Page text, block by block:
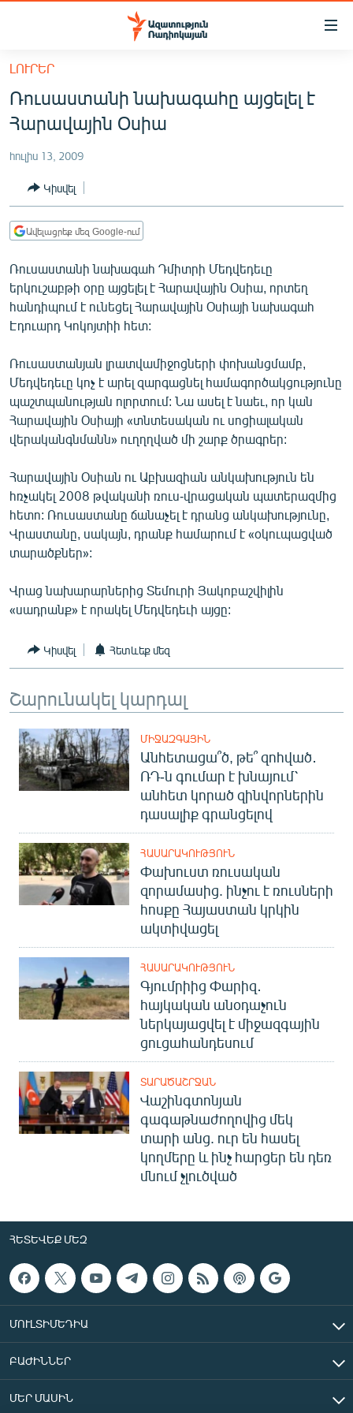
Մատչելիության
հիմնական
բովանդակությանը
Անցնել
հիմնական
մենյուին
ՔԱՂԱՔԱԿԱՆ
ԸՆՏՐՈՒԹՅՈՒՆՆԵՐ 2026
ԻՐԱՎՈՒՆՔ
ՀԱՍԱՐԱԿՈՒԹՅՈՒՆ
ՂԱՐԱԲԱՂ
ՊԱՏԵՐԱԶՄԻ 6 ՇԱԲԱԹՆԵՐԸ
ՏԱՐԱԾԱՇՐՋԱՆ
ՄԻՋԱԶԳԱՅԻՆ
ՄՇԱԿՈՒՅԹ
ՍՊՈՐՏ
ՄԵԿՆԱԲԱՆՈՒԹՅՈՒՆ
ՏՏ ԵՒ ԻՆՏԵՐՆԵՏ
ԿՈՐՈՆԱՎԻՐՈՒՍ
ԱՐԽԻՎ
ՏԵՍԱՆՅՈՒԹԵՐ
ԲԱՆԱՎԵՃ
ՁԳՏԵԼՈՎ ԼԱՎԱԳՈՒՅՆԻՆ
ՓՈԴՔԱՍԹ
Հայերեն
Русский
ՀԵՏԵՎԵՔ ՄԵԶ
«Ազատության» բոլոր կայքերը
ԼՈՒՐԵՐ
Ռուսաստանի նախագահը այցելել է
Հարավային Օսիա
հուլիս 13, 2009
Կիսվել
Ավելացրեք մեզ Google-ում
Ռուսաստանի նախագահ Դմիտրի Մեդվեդեւը
երկուշաբթի օրը այցելել է Հարավային Օսիա, որտեղ
հանդիպում է ունեցել Հարավային Օսիայի նախագահ
Էդուարդ Կոկոյտիի հետ:
Ռուսաստանյան լրատվամիջոցների փոխանցմամբ,
Մեդվեդեւը կոչ է արել զարգացնել համագործակցությունը
պաշտպանության ոլորտում: Նա ասել է նաեւ, որ կան
Հարավային Օսիայի «տնտեսական ու սոցիալական
վերականգնմանն» ուղղղված մի շարք ծրագրեր:
Հարավային Օսիան ու Աբխազիան անկախություն են
հռչակել 2008 թվականի ռուս-վրացական պատերազմից
հետո: Ռուսաստանը ճանաչել է դրանց անկախությունը,
Վրաստանը, սակայն, դրանք համարում է «օկուպացված
տարածքներ»:
Վրաց նախարարներից Տեմուրի Յակոբաշվիլին
«սադրանք» է որակել Մեդվեդեւի այցը:
Կիսվել Հետևեք մեզ
Շարունակել կարդալ
ՄԻՋԱԶԳԱՅԻՆ
Անհետացա՞ծ, թե՞ զոհված․
ՌԴ-ն գումար է խնայում՝
անհետ կորած զինվորներին
դասալիք գրանցելով
ՀԱՍԱՐԱԿՈՒԹՅՈՒՆ
Փախուստ ռուսական
զորամասից. ինչու է ռուսների
հոսքը Հայաստան կրկին
ակտիվացել
ՀԱՍԱՐԱԿՈՒԹՅՈՒՆ
Գյումրիից Փարիզ․
հայկական անօդաչուն
ներկայացվել է միջազգային
ցուցահանդեսում
ՏԱՐԱԾԱՇՐՋԱՆ
Վաշինգտոնյան
գագաթնաժողովից մեկ
տարի անց. ուր են հասել
կողմերը և ինչ հարցեր են դեռ
մնում չլուծված
ՀԵՏԵՎԵՔ ՄԵԶ
ՄՈՒԼՏԻՄԵԴԻԱ
ԲԱԺԻՆՆԵՐ
ՄԵՐ ՄԱՍԻՆ